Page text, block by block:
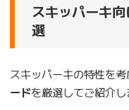
スキッパーキ
選
スキッパーキの特性を考
ードを厳選してご紹介し